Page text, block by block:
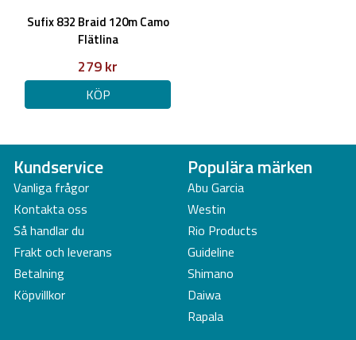
Sufix 832 Braid 120m Camo
Flätlina
279 kr
KÖP
Kundservice
Vanliga frågor
Kontakta oss
Så handlar du
Frakt och leverans
Betalning
Köpvillkor
Populära märken
Abu Garcia
Westin
Rio Products
Guideline
Shimano
Daiwa
Rapala